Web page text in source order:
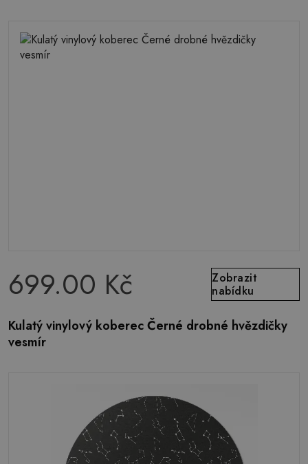
699.00 Kč
Zobrazit
nabídku
Kulatý vinylový koberec Černé drobné hvězdičky
vesmír